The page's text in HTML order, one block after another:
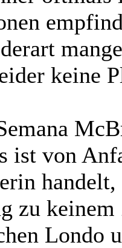
keine
ist von
zu
Londo